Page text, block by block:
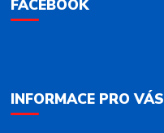
FACEBOOK
INFORMACE PRO VÁS